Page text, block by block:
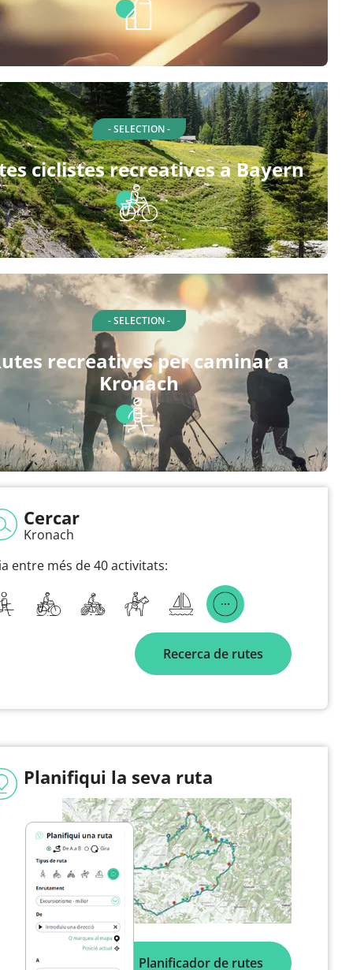
- SELECTION -
ciclistes recreatives a Bayern
- SELECTION -
recreatives per caminar a
Kronach
Cercar
Kronach
entre més de 40 activitats:
Recerca de rutes
Planifiqui la seva ruta
Planificador de rutes